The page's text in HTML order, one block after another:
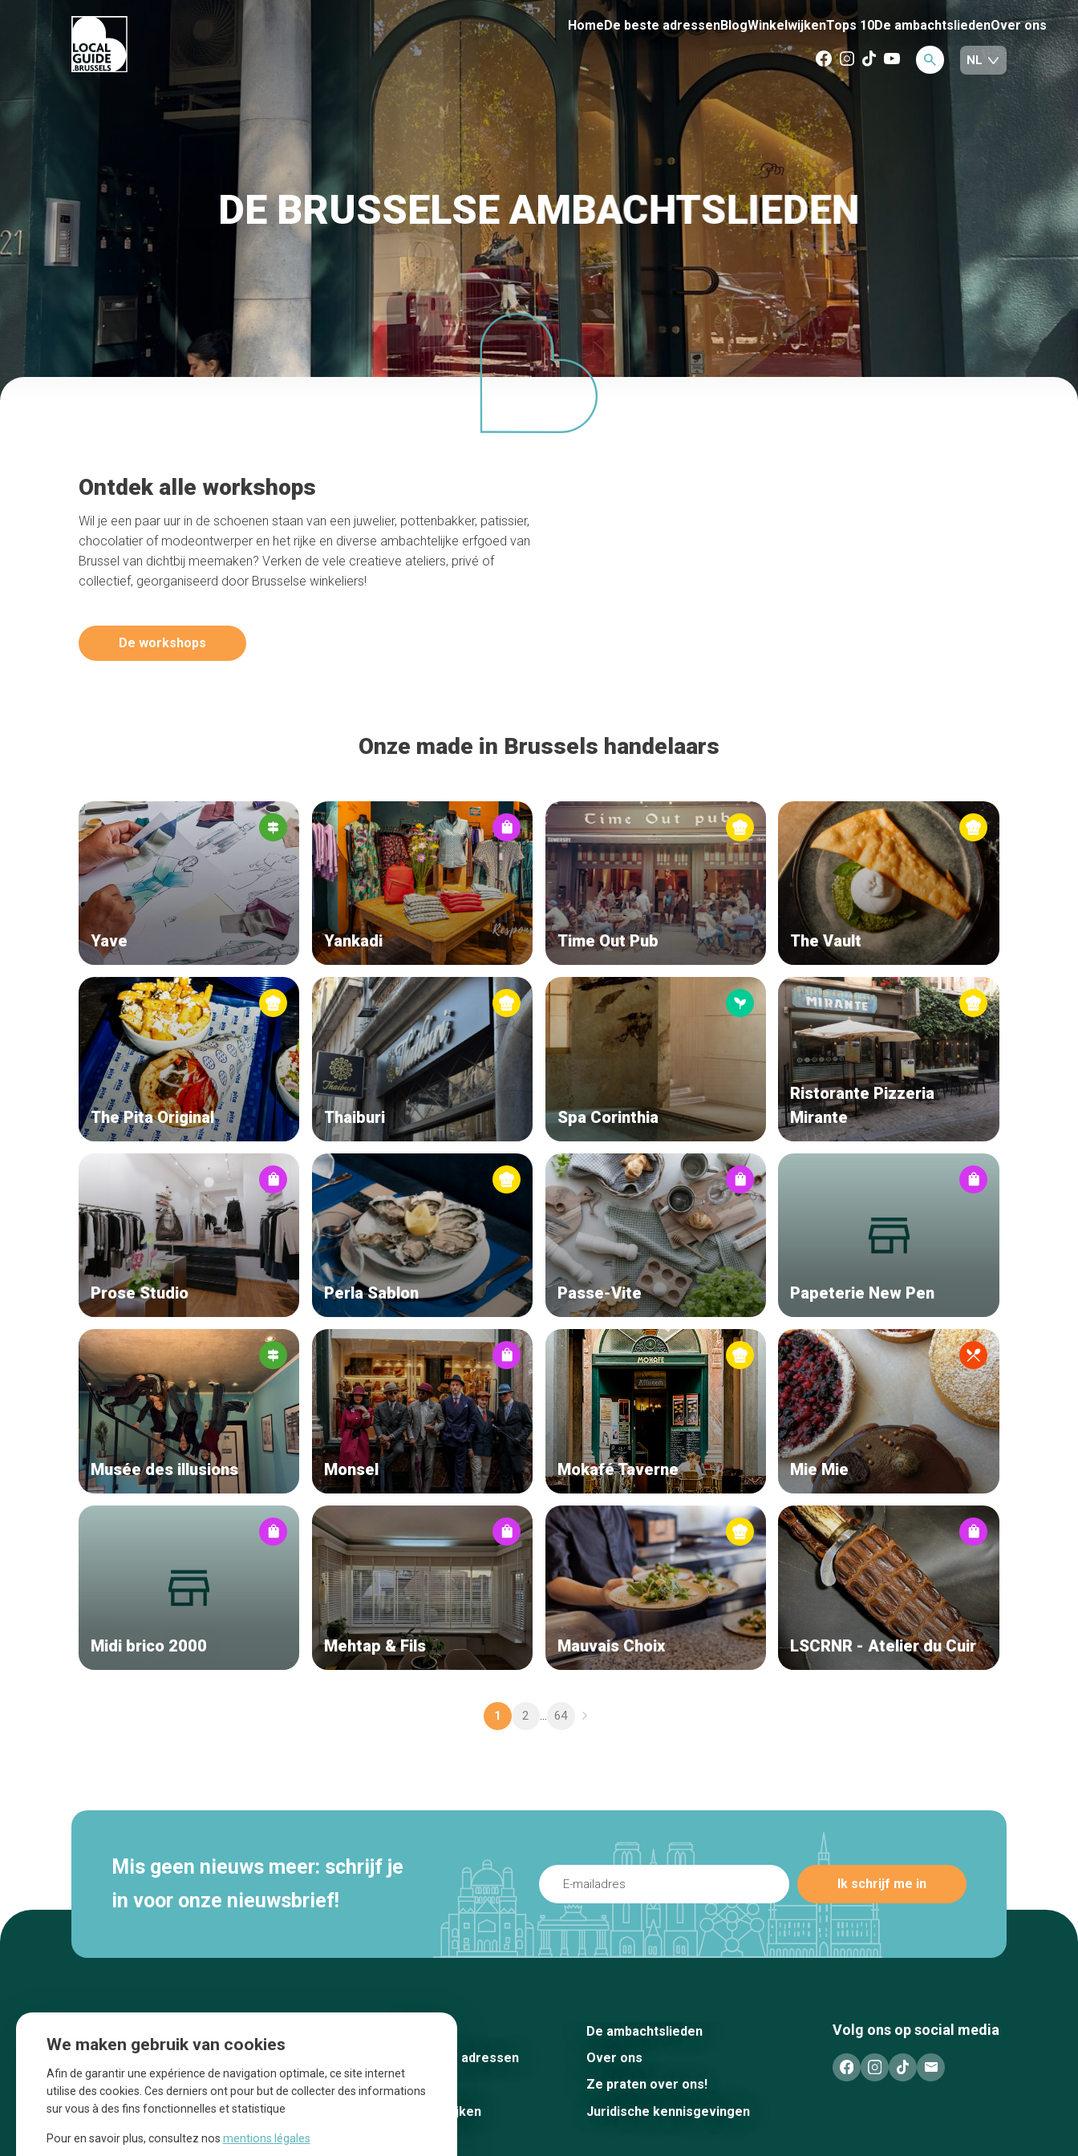
HomeDe beste adressenBlogWinkelwijkenTops 10De ambachtsliedenOver ons
DE BRUSSELSE AMBACHTSLIEDEN
Ontdek alle workshops
Wil je een paar uur in de schoenen staan van een juwelier, pottenbakker, patissier,
chocolatier of modeontwerper en het rijke en diverse ambachtelijke erfgoed van
Brussel van dichtbij meemaken? Verken de vele creatieve ateliers, privé of
collectief, georganiseerd door Brusselse winkeliers!
De workshops
Onze made in Brussels handelaars
Yave Yankadi Time Out Pub The Vault
The Pita Original Thaiburi Spa Corinthia
Ristorante Pizzeria
Mirante
Prose Studio Perla Sablon Passe-Vite Papeterie New Pen
Musée des illusions Monsel Mokafé Taverne Mie Mie
Midi brico 2000 Mehtap & Fils Mauvais Choix LSCRNR - Atelier du Cuir
1 2 ... 64
Mis geen nieuws meer: schrijf je
in voor onze nieuwsbrief!
la promotion des commerces de la Ville
De beste adressen
Blog
Winkelwijken
De ambachtslieden
Over ons
Ze praten over ons!
Juridische kennisgevingen
Volg ons op social media
We maken gebruik van cookies
Afin de garantir une expérience de navigation optimale, ce site internet
utilise des cookies. Ces derniers ont pour but de collecter des informations
sur vous à des fins fonctionnelles et statistique
Pour en savoir plus, consultez nos mentions légales